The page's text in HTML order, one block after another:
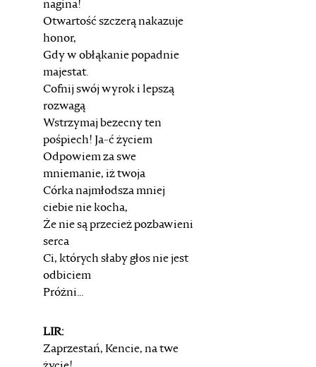
nagina!
Otwartość szczerą nakazuje
honor,
Gdy w obłąkanie popadnie
majestat.
Cofnij swój wyrok i lepszą
rozwagą
Wstrzymaj bezecny ten
pośpiech! Ja-ć życiem
Odpowiem za swe
mniemanie, iż twoja
Córka najmłodsza mniej
ciebie nie kocha,
Że nie są przecież pozbawieni
serca
Ci, których słaby głos nie jest
odbiciem
Próżni...
LIR:
Zaprzestań, Kencie, na twe